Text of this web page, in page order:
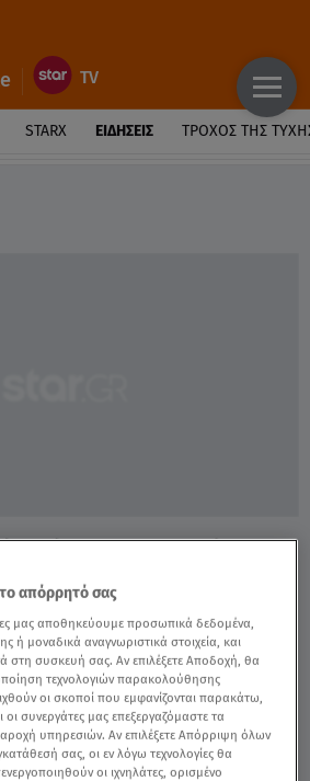
STARX ΕΙΔΉΣΕΙΣ ΤΡΟΧΌΣ ΤΗΣ
Πώς να προστατεύσεις
- Video
απόρρητό σας
μας αποθηκεύουμε προσωπικά δεδομένα,
ή μοναδικά αναγνωριστικά στοιχεία, και
στη συσκευή σας. Αν επιλέξετε Αποδοχή, θα
τεχνολογιών παρακολούθησης
οι σκοποί που εμφανίζονται παρακάτω,
οι συνεργάτες μας επεξεργαζόμαστε τα
υπηρεσιών. Αν επιλέξετε Απόρριψη όλων
σας, οι εν λόγω τεχνολογίες θα
οι ιχνηλάτες, ορισμένο